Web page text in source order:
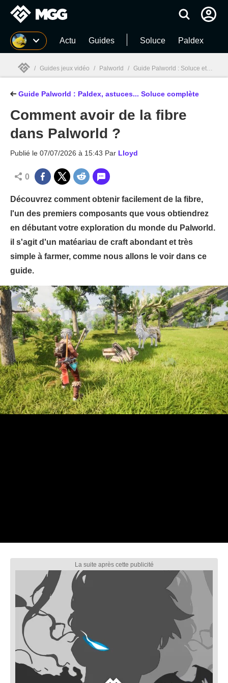
MGG Actu Guides Soluce Paldex
MGG
/ Guides jeux vidéo / Palworld / Guide Palworld : Soluce et astuces du jeu de survie (2026)
Guide Palworld : Paldex, astuces... Soluce complète
Comment avoir de la fibre
dans Palworld ?
Publié le 07/07/2026 à 15:43 Par Lloyd
0
Découvrez comment obtenir facilement de la fibre,
l'un des premiers composants que vous obtiendrez
en débutant votre exploration du monde du Palworld.
il s'agit d'un matéariau de craft abondant et très
simple à farmer, comme nous allons le voir dans ce
guide.